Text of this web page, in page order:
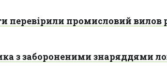
перевірили промисловий вилов
з забороненими знаряддями